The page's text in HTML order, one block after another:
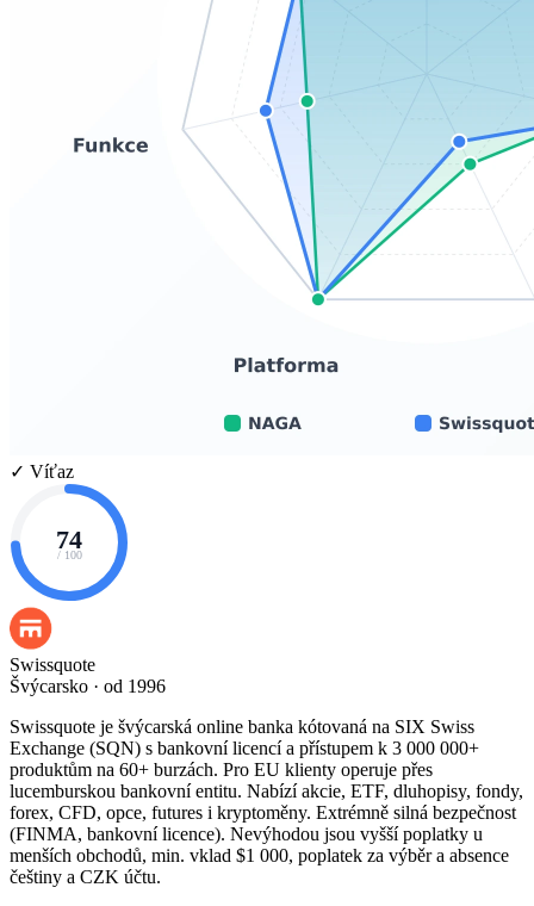
✓ Víťaz
74
/ 100
Swissquote
Švýcarsko · od 1996
Swissquote je švýcarská online banka kótovaná na SIX Swiss
Exchange (SQN) s bankovní licencí a přístupem k 3 000 000+
produktům na 60+ burzách. Pro EU klienty operuje přes
lucemburskou bankovní entitu. Nabízí akcie, ETF, dluhopisy, fondy,
forex, CFD, opce, futures i kryptoměny. Extrémně silná bezpečnost
(FINMA, bankovní licence). Nevýhodou jsou vyšší poplatky u
menších obchodů, min. vklad $1 000, poplatek za výběr a absence
češtiny a CZK účtu.